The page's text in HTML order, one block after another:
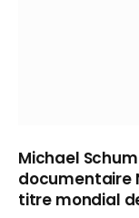
Michael
documentaire
titre mondial